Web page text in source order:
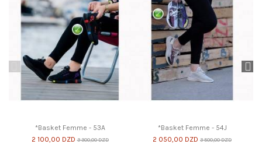
*Basket Femme - 53A
2 100,00 DZD 3 300,00 DZD
*Basket Femme - 54J
2 050,00 DZD 3 500,00 DZD